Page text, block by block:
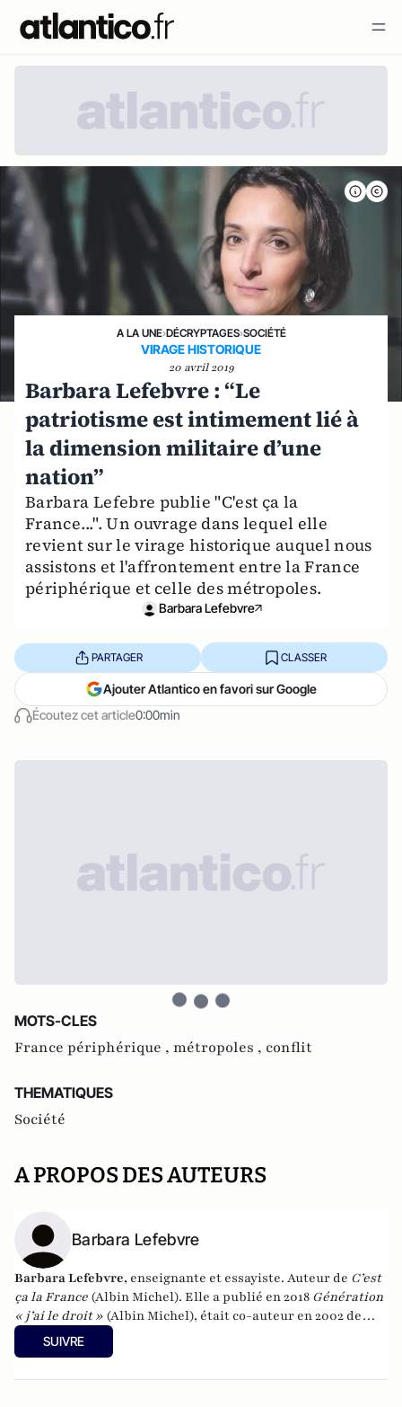
A LA UNE›DÉCRYPTAGES›SOCIÉTÉ
VIRAGE HISTORIQUE
20 avril 2019
Barbara Lefebvre : “Le
patriotisme est intimement lié à
la dimension militaire d’une
nation”
Barbara Lefebre publie "C'est ça la
France...". Un ouvrage dans lequel elle
revient sur le virage historique auquel nous
assistons et l'affrontement entre la France
périphérique et celle des métropoles.
Barbara Lefebvre
Écoutez cet article0:00min
PARTAGER CLASSER
Ajouter Atlantico en favori sur Google
MOTS-CLES
France périphérique , métropoles , conflit
THEMATIQUES
Société
A PROPOS DES AUTEURS
Barbara Lefebvre
Barbara Lefebvre, enseignante et essayiste. Auteur de C’est
ça la France (Albin Michel). Elle a publié en 2018 Génération
« j’ai le droit » (Albin Michel), était co-auteur en 2002 de
l’ouvrageLes territoires perdus de la République
SUIVRE